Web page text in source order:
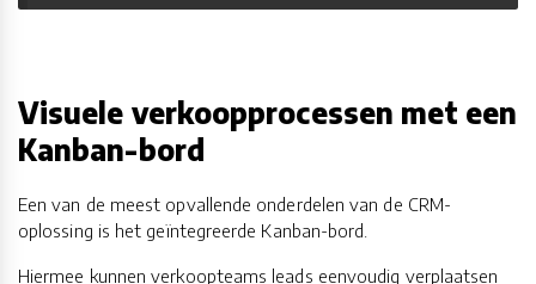
Visuele verkoopprocessen met een
Kanban-bord
Een van de meest opvallende onderdelen van de CRM-
oplossing is het geïntegreerde Kanban-bord.
Hiermee kunnen verkoopteams leads eenvoudig verplaatsen